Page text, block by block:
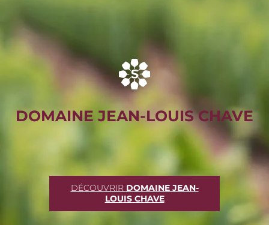
DOMAINE JEAN-LOUIS CHAVE
DÉCOUVRIR DOMAINE JEAN-
LOUIS CHAVE